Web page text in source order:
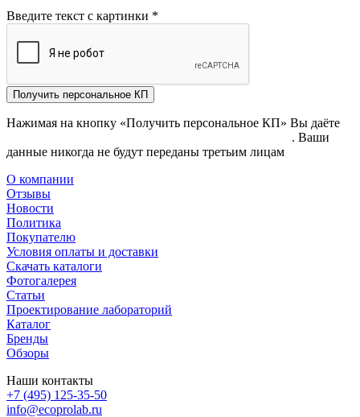
Введите текст с картинки *
Получить персональное КП
Нажимая на кнопку «Получить персональное КП» Вы даёте
. Ваши
данные никогда не будут переданы третьим лицам
О компании
Отзывы
Новости
Политика
Покупателю
Условия оплаты и доставки
Скачать каталоги
Фотогалерея
Статьи
Проектирование лабораторий
Каталог
Бренды
Обзоры
Наши контакты
+7 (495) 125-35-50
info@ecoprolab.ru